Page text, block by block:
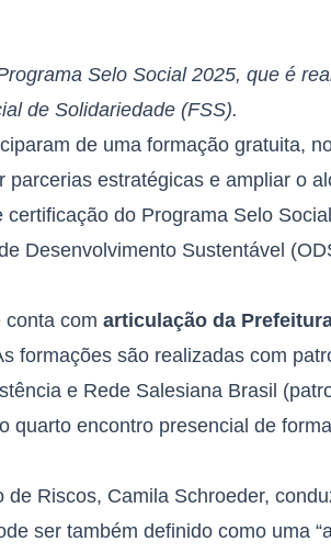
Selo Social 2025, que é
de Solidariedade (FSS).
de uma formação gratuita,
estratégicas e ampliar o
do Programa Selo
Desenvolvimento Sustentável
conta com articulação da
formações são realizadas com
e Rede Salesiana Brasil
quarto encontro presencial de
Riscos, Camila Schroeder,
ser também definido como uma